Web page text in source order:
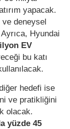
yapacak.
ve deneysel
Hyundai
EV
bu katı
hedefi ise
ve pratikliğini
olacak.
yüzde 45